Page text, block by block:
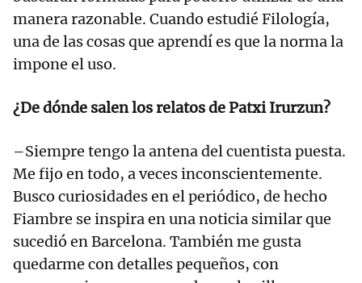
manera razonable. Cuando estudié Filología,
una de las cosas que aprendí es que la norma la
impone el uso.
¿De dónde salen los relatos de Patxi Irurzun?
–Siempre tengo la antena del cuentista puesta.
Me fijo en todo, a veces inconscientemente.
Busco curiosidades en el periódico, de hecho
Fiambre se inspira en una noticia similar que
sucedió en Barcelona. También me gusta
quedarme con detalles pequeños, con